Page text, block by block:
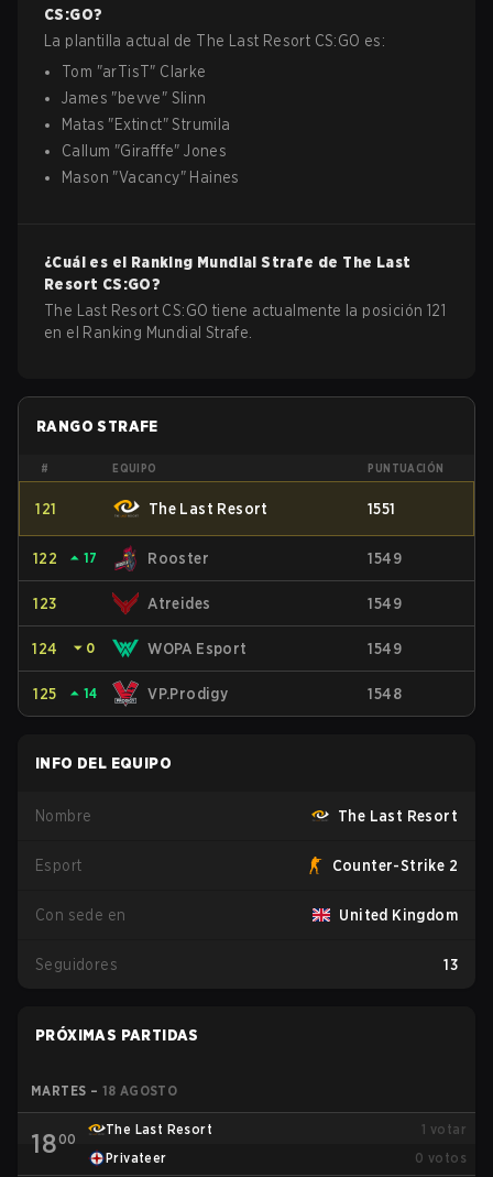
CS:GO?
La plantilla actual de The Last Resort CS:GO es:
Tom "arTisT" Clarke
James "bevve" Slinn
Matas "Extinct"Strumila
Callum "Girafffe"Jones
Mason "Vacancy" Haines
¿Cuál es el Ranking Mundial Strafe de The Last
Resort CS:GO?
The Last Resort CS:GO tiene actualmente la posición 121
en el Ranking Mundial Strafe.
RANGO STRAFE
# EQUIPO PUNTUACIÓN
121 The Last Resort 1551
122 ⏶ 17 Rooster 1549
123 Atreides 1549
124 ⏷ 0 WOPA Esport 1549
125 ⏶ 14 VP.Prodigy 1548
INFO DEL EQUIPO
Nombre The Last Resort
Esport Counter-Strike 2
Con sede en United Kingdom
Seguidores 13
PRÓXIMAS PARTIDAS
MARTES – 18 AGOSTO
1800
The Last Resort 1 votar
Privateer
0 votos